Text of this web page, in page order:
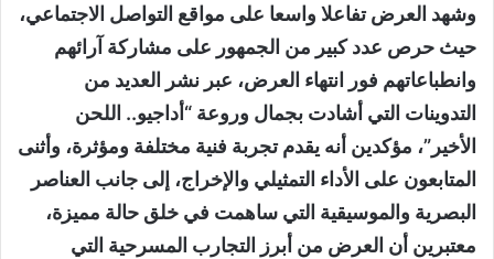
وشهد العرض تفاعلا واسعا على مواقع التواصل الاجتماعي،
حيث حرص عدد كبير من الجمهور على مشاركة آرائهم
وانطباعاتهم فور انتهاء العرض، عبر نشر العديد من
التدوينات التي أشادت بجمال وروعة “أداجيو.. اللحن
الأخير”، مؤكدين أنه يقدم تجربة فنية مختلفة ومؤثرة، وأثنى
المتابعون على الأداء التمثيلي والإخراج، إلى جانب العناصر
البصرية والموسيقية التي ساهمت في خلق حالة مميزة،
معتبرين أن العرض من أبرز التجارب المسرحية التي